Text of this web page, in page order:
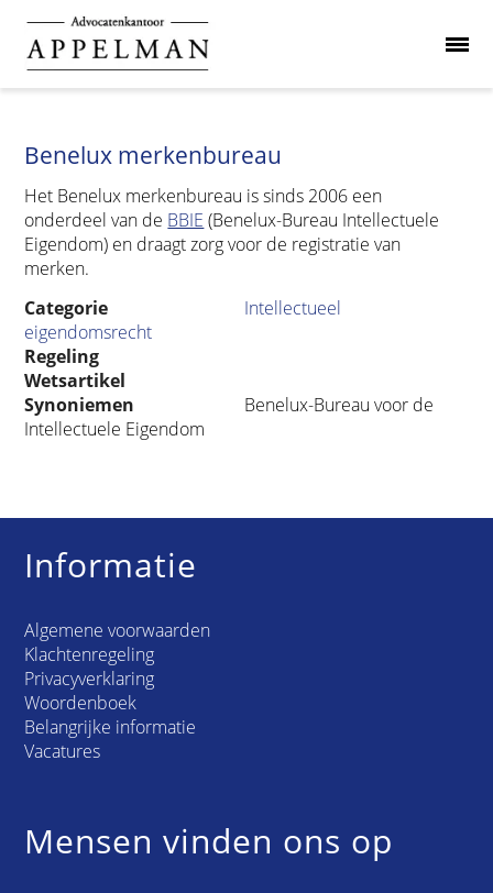
Benelux merkenbureau
Het Benelux merkenbureau is sinds 2006 een
onderdeel van de BBIE (Benelux-Bureau Intellectuele
Eigendom) en draagt zorg voor de registratie van
merken.
Categorie
Intellectueel
eigendomsrecht
Regeling
Wetsartikel
Synoniemen
Benelux-Bureau voor de
Intellectuele Eigendom
Informatie
Algemene voorwaarden
Klachtenregeling
Privacyverklaring
Woordenboek
Belangrijke informatie
Vacatures
Mensen vinden ons op